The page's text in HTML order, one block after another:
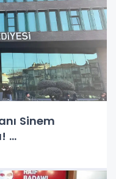
Sinem
...